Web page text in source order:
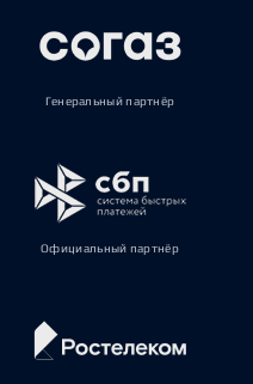
Генеральный партнёр
Официальный партнёр